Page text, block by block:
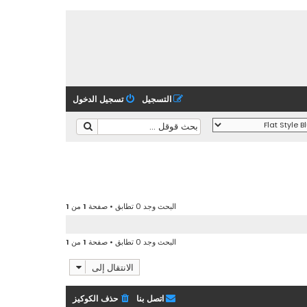
تسجيل الدخول التسجيل
البحث وجد 0 تطابق • صفحة 1 من 1
البحث وجد 0 تطابق • صفحة
1 من 1
الانتقال إلى
حذف الكوكيز اتصل بنا